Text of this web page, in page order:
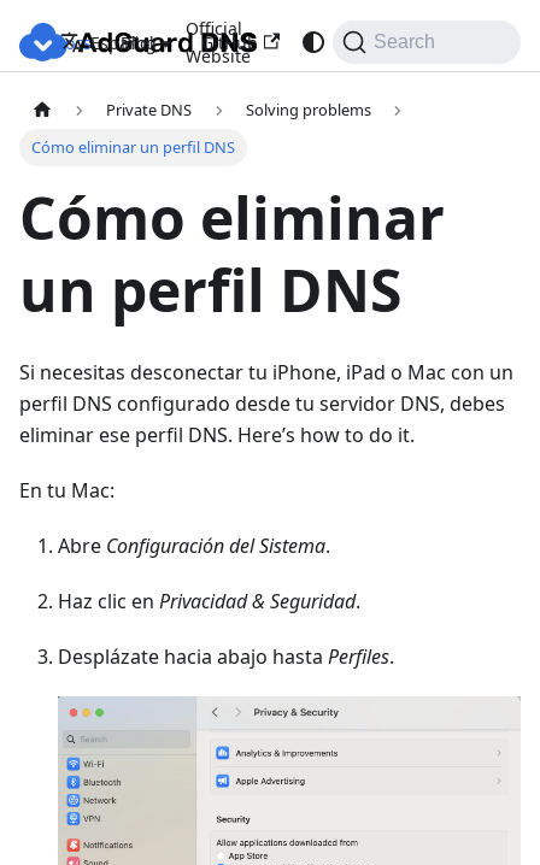
Docs Blog
Official
Website
Español GitHub Search
Private DNS
Solving problems
Cómo eliminar un perfil DNS
Cómo eliminar
un perfil DNS
Si necesitas desconectar tu iPhone, iPad o Mac con un
perfil DNS configurado desde tu servidor DNS, debes
eliminar ese perfil DNS. Here’s how to do it.
En tu Mac:
Abre Configuración del Sistema.
Haz clic en Privacidad & Seguridad.
Desplázate hacia abajo hasta Perfiles.